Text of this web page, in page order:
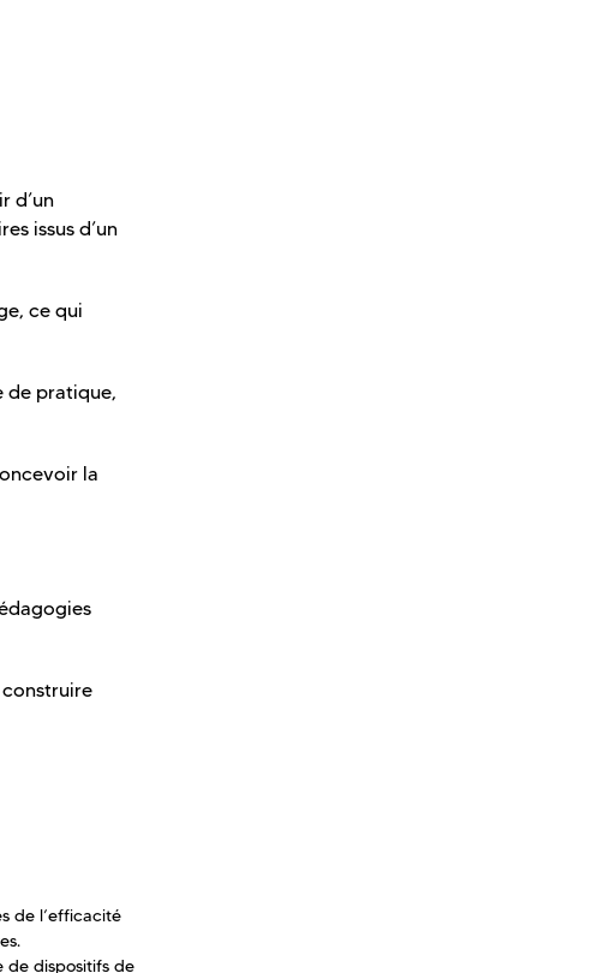
d’un
issus d’un
ce qui
de pratique,
la
de l’efficacité
de dispositifs de